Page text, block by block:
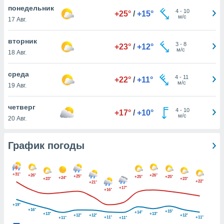
вы
установки
веб-
или
вашем
понедельник
17 Авг.
+25° / +15° 4- 10
м/с
вторник
18 Авг.
+23° / +12° 3- 8
м/с
среда
19 Авг.
+22° / +11° 4 - 11
м/с
четверг
20 Авг.
+17° / +10° 4- 10
м/с
График погоды
+31° +26°
+23° +24°
+25°
+21°
+16°
+17°
+25° +26° +25° +23°
+22°
+19°
+16°
+13°
+11°
+12° +12° +11° +11°
+14° +13°
+15°
+12°
+11°